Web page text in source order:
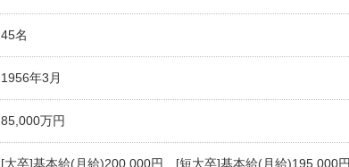
45名
1956年3月
85,000万円
[大卒]基本給(月給)200,000円 [短大卒]基本給(月給)195,000